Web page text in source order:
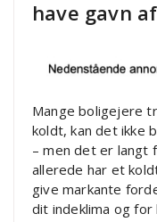
have gavn
Mange boligejere
koldt, kan det ikke
– men det er langt
allerede har et
give markante
dit indeklima og for